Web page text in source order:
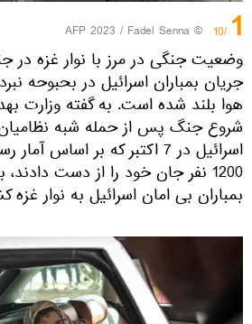
1
/10
© AFP 2023 / Fadel Senna
وضعیت جنگی در مرز با نوار غزه در
جریان بمباران اسرائیل در بحبوحه
هوا بلند شده است. به گفته وزارت
شروع جنگ پس از حمله شبه
اسرائیل در 7 اکتبر که بر
بمباران بی امان اسرائیل به نوار